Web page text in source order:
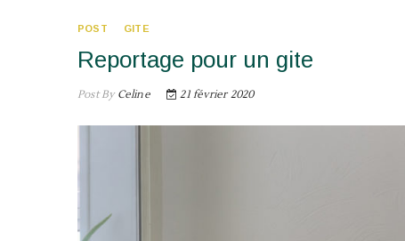
POST GITE
Reportage pour un gite
Post ByCeline 21 février 2020